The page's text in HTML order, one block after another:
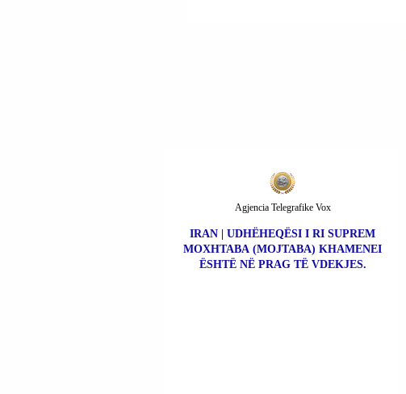
IRAN | UDHËHEQËSI I RI SUPREM
MOXHTABA (MOJTABA) KHAMENEI
ËSHTË NË PRAG TË VDEKJES.
Agjencia Telegrafike Vox